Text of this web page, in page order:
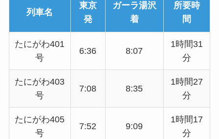
列車名
東京
発
ガーラ湯沢
着
所要時
間
たにがわ401
号
6:36 8:07
1時間31
分
たにがわ403
号
7:08 8:35
1時間27
分
たにがわ405
号
7:52 9:09
1時間17
分